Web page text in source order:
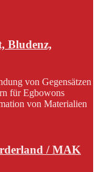
Bludenz,
von Gegensätzen
für Egbowons
von Materialien
/ MAK